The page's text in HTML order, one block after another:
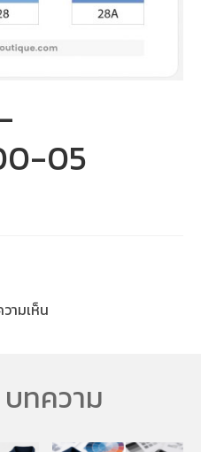
05
ามเห็น
ทความ